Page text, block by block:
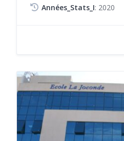
Années_Stats_I: 2020